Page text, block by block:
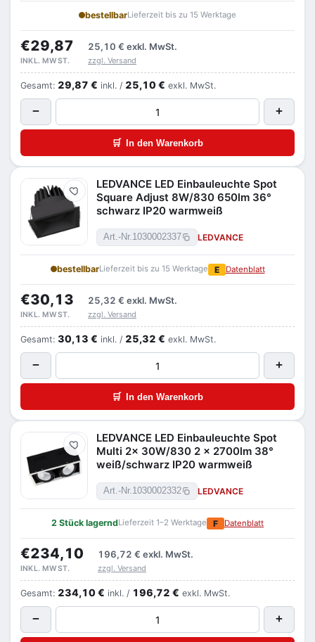
bestellbarLieferzeit bis zu 15 Werktage
€29,87 25,10 € exkl. MwSt.
INKL. MWST. zzgl. Versand
Gesamt: 29,87 € inkl. / 25,10 € exkl. MwSt.
− +
🛒 In den Warenkorb
Merken
LEDVANCE LED Einbauleuchte Spot
Square Adjust 8W/830 650lm 36°
schwarz IP20 warmweiß
Art.-Nr.1030002337 LEDVANCE
bestellbarLieferzeit bis zu 15 Werktage E Datenblatt
€30,13 25,32 € exkl. MwSt.
INKL. MWST. zzgl. Versand
Gesamt: 30,13 € inkl. / 25,32 € exkl. MwSt.
− +
🛒 In den Warenkorb
Merken
LEDVANCE LED Einbauleuchte Spot
Multi 2x 30W/830 2 x 2700lm 38°
weiß/schwarz IP20 warmweiß
Art.-Nr.1030002332 LEDVANCE
2 Stück lagerndLieferzeit 1–2 Werktage F Datenblatt
€234,10 196,72 € exkl. MwSt.
INKL. MWST. zzgl. Versand
Gesamt: 234,10 € inkl. / 196,72 € exkl. MwSt.
− +